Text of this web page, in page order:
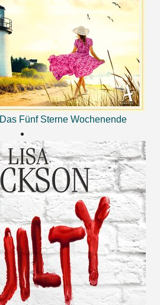
Das Fünf Sterne Wochenende